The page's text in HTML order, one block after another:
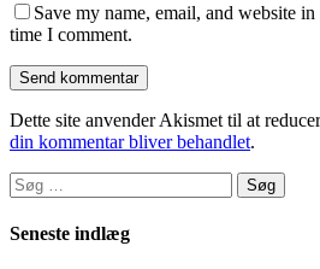
Save my name, email, and website
time I comment.
Dette site anvender Akismet til at
din kommentar bliver behandlet.
Søg
efter:
Seneste indlæg